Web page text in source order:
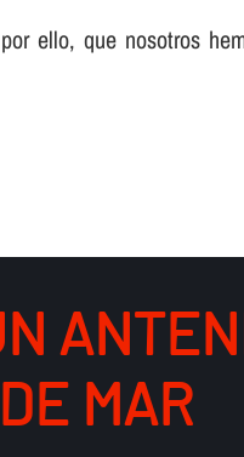
ello, que nosotros
MAR